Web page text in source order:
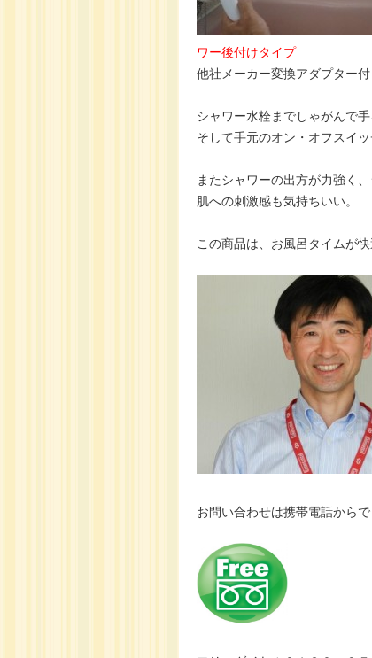
ワー後付けタイプ
他社メーカー変換アダプター付
シャワー水栓までしゃがんで
そして手元のオン・オフスイ
またシャワーの出方が力強く
肌への刺激感も気持ちいい。
この商品は、お風呂タイムが
お問い合わせは携帯電話からで